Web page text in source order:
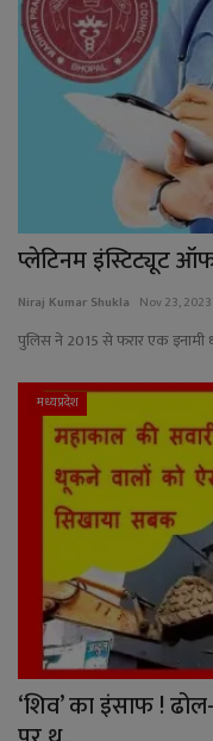
प्लेटिनम इंस्टिट्यूट
Niraj Kumar Shukla Nov 23, 2023
पुलिस ने 2015 से फरार एक इनामी
मध्यप्रदेश
‘शिव’ का इंसाफ !